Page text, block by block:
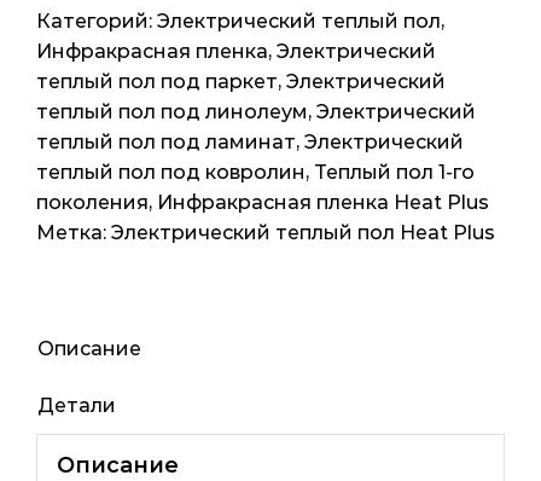
Plus
APN-
410
Gold
сплошной
карбон
1м2
1мп
Категорий: Электрический теплый пол,
Инфракрасная пленка, Электрический
теплый пол под паркет, Электрический
теплый пол под линолеум, Электрический
теплый пол под ламинат, Электрический
теплый пол под ковролин, Теплый пол 1-го
поколения, Инфракрасная пленка Heat Plus
Метка: Электрический теплый пол Heat Plus
Описание
Детали
Описание